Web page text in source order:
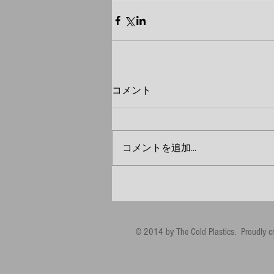
コメント
コメントを追加…
© 2014 by The Cold Plastics. Proudly